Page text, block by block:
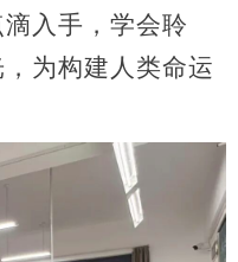
入手，学会聆
为构建人类命运